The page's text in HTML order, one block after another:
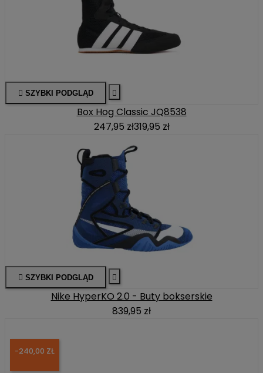
 SZYBKI PODGLĄD 
Box Hog Classic JQ8538
247,95 zł319,95 zł
 SZYBKI PODGLĄD 
Nike HyperKO 2.0 - Buty bokserskie
839,95 zł
-240,00 ZŁ